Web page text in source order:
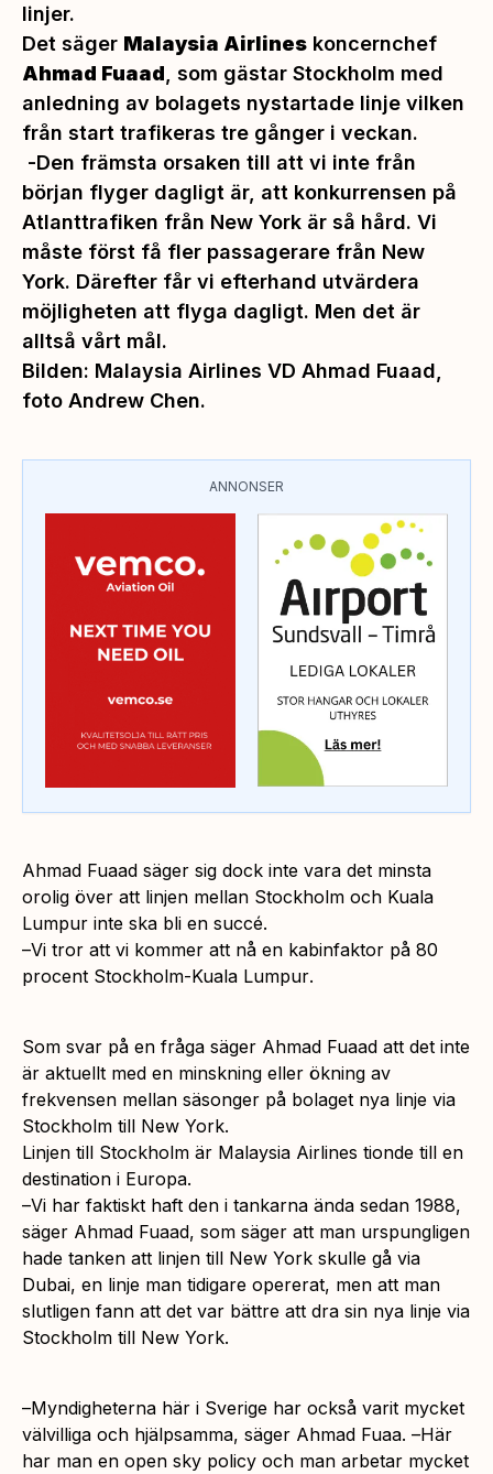
linjer.
Det säger Malaysia Airlines koncernchef
Ahmad Fuaad , som gästar Stockholm med
anledning av bolagets nystartade linje vilken
från start trafikeras tre gånger i veckan.
-Den främsta orsaken till att vi inte från
början flyger dagligt är, att konkurrensen på
Atlanttrafiken från New York är så hård. Vi
måste först få fler passagerare från New
York. Därefter får vi efterhand utvärdera
möjligheten att flyga dagligt. Men det är
alltså vårt mål.
Bilden: Malaysia Airlines VD Ahmad Fuaad,
foto Andrew Chen.
ANNONSER
Ahmad Fuaad säger sig dock inte vara det minsta
orolig över att linjen mellan Stockholm och Kuala
Lumpur inte ska bli en succé.
–Vi tror att vi kommer att nå en kabinfaktor på 80
procent Stockholm-Kuala Lumpur.
Som svar på en fråga säger Ahmad Fuaad att det inte
är aktuellt med en minskning eller ökning av
frekvensen mellan säsonger på bolaget nya linje via
Stockholm till New York.
Linjen till Stockholm är Malaysia Airlines tionde till en
destination i Europa.
–Vi har faktiskt haft den i tankarna ända sedan 1988,
säger Ahmad Fuaad, som säger att man urspungligen
hade tanken att linjen till New York skulle gå via
Dubai, en linje man tidigare opererat, men att man
slutligen fann att det var bättre att dra sin nya linje via
Stockholm till New York.
–Myndigheterna här i Sverige har också varit mycket
välvilliga och hjälpsamma, säger Ahmad Fuaa. –Här
har man en open sky policy och man arbetar mycket